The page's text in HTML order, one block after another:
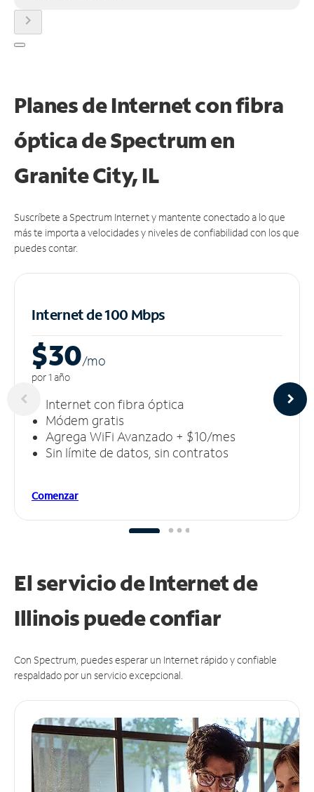
chevron_right
Planes de Internet con fibra
óptica de Spectrum en
Granite City, IL
Suscríbete a Spectrum Internet y mantente conectado a lo que
más te importa a velocidades y niveles de confiabilidad con los que
puedes contar.
Internet de 100 Mbps
$30/mo
por 1 año
Internet con fibra óptica
Módem gratis
Agrega WiFi Avanzado + $10/mes
Sin límite de datos, sin contratos
Comenzar
El servicio de Internet de
Illinois puedeconfiar
Con Spectrum, puedes esperar un Internet rápido y confiable
respaldado por un servicio excepcional.